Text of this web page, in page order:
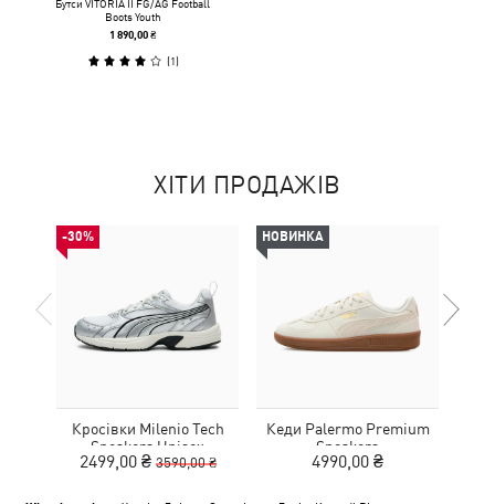
Бутси VITORIA II FG/AG Football
Boots Youth
1 890,00 ₴
(1)
ХІТИ ПРОДАЖІВ
-30%
Кросівки Milenio Tech
Sneakers Unisex
2499,00 ₴ 3590,00 ₴
НОВИНКА
Кеди Palermo Premium
Sneakers
4990,00 ₴